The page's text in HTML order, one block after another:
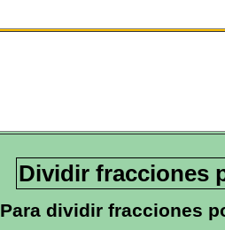
Dividir fracciones
Para dividir fracciones